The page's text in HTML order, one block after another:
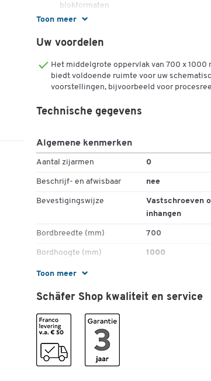
Toon meer
blokformaten
afdekklep is tevens afscheurrand
Afmetingen bord: B 700 x H 1000 mm
Uw voordelen
Het middelgrote oppervlak van 700 x
biedt voldoende ruimte voor uw
voorstellingen, bijvoorbeeld voor
Toon meer
Technische gegevens
Algemene kenmerken
Aantal zijarmen 0
Beschrijf- en afwisbaar nee
Bevestigingswijze
Vastschroeven
inhangen
Bordbreedte (mm) 700
Bordhoogte (mm) 1000
Breedte onderstel (mm)
Diepte (mm) 85
Droog afwisbaar
Gewicht (kg)
Hoogte (mm)
Schäfer Shop kwaliteit en service